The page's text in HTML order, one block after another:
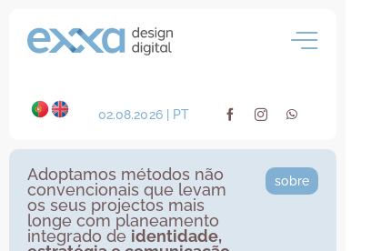
content
02.08.2026 | PT
Adoptamos métodos não
convencionais que levam
os seus projectos mais
longe com planeamento
integrado de identidade,
sobre